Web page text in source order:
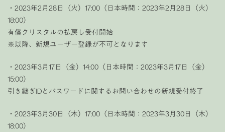
・2023年2月28日（火）17:00（日本時間：2023年2月28日（火）
18:00）
有償クリスタルの払戻し受付開始
※以降、新規ユーザー登録が不可となります
・2023年3月17日（金）14:00（日本時間：2023年3月17日（金）
15:00）
引き継ぎIDとパスワードに関するお問い合わせの新規受付終了
・2023年3月30日（木）17:00（日本時間：2023年3月30日（木）
18:00）